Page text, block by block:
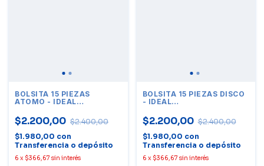
BOLSITA 15 PIEZAS
ATOMO - IDEAL
$2.200,00 $2.400,00
$1.980,00 con
Transferencia o depósito
6 x $366,67 sin interés
BOLSITA 15 PIEZAS DISCO
- IDEAL
$2.200,00 $2.400,00
$1.980,00 con
Transferencia o depósito
6 x $366,67 sin interés